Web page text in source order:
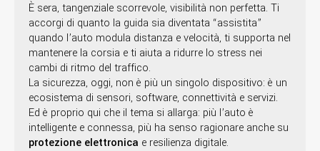
È sera, tangenziale scorrevole, visibilità non perfetta. Ti
accorgi di quanto la guida sia diventata “assistita”
quando l’auto modula distanza e velocità, ti supporta nel
mantenere la corsia e ti aiuta a ridurre lo stress nei
cambi di ritmo del traffico.
La sicurezza, oggi, non è più un singolo dispositivo: è un
ecosistema di sensori, software, connettività e servizi.
Ed è proprio qui che il tema si allarga: più l’auto è
intelligente e connessa, più ha senso ragionare anche su
protezione elettronica e resilienza digitale.